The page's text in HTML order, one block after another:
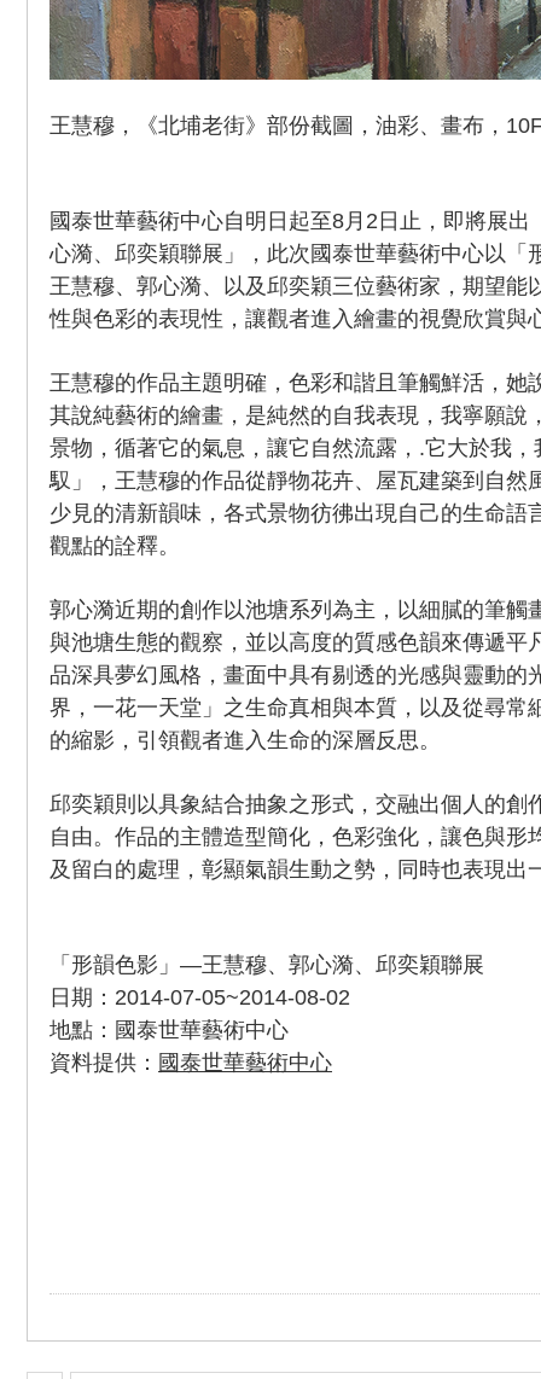
王慧穆，《北埔老街》部份截圖，油彩、畫布，
國泰世華藝術中心自明日起至8月2日止，即將展
心漪、邱奕穎聯展」，此次國泰世華藝術中心以「
王慧穆、郭心漪、以及邱奕穎三位藝術家，期望能
性與色彩的表現性，讓觀者進入繪畫的視覺欣賞與
王慧穆的作品主題明確，色彩和諧且筆觸鮮活，她
其說純藝術的繪畫，是純然的自我表現，我寧願說
景物，循著它的氣息，讓它自然流露，.它大於我
馭」，王慧穆的作品從靜物花卉、屋瓦建築到自然
少見的清新韻味，各式景物彷彿出現自己的生命語
觀點的詮釋。
郭心漪近期的創作以池塘系列為主，以細膩的筆觸
與池塘生態的觀察，並以高度的質感色韻來傳遞平
品深具夢幻風格，畫面中具有剔透的光感與靈動的
界，一花一天堂」之生命真相與本質，以及從尋常
的縮影，引領觀者進入生命的深層反思。
邱奕穎則以具象結合抽象之形式，交融出個人的創
自由。作品的主體造型簡化，色彩強化，讓色與形
及留白的處理，彰顯氣韻生動之勢，同時也表現出
「形韻色影」—王慧穆、郭心漪、邱奕穎聯展
日期：2014-07-05~2014-08-02
地點：國泰世華藝術中心
資料提供： 國泰世華藝術中心